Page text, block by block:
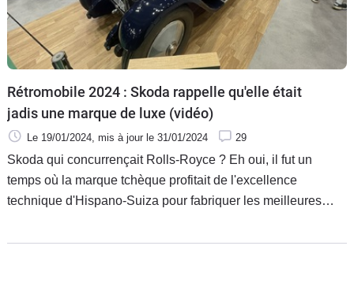
Rétromobile 2024 : Skoda rappelle qu'elle était
jadis une marque de luxe (vidéo)
Le 19/01/2024 , mis à jour le 31/01/2024 29
Skoda qui concurrençait Rolls-Royce ? Eh oui, il fut un
temps où la marque tchèque profitait de l'excellence
technique d'Hispano-Suiza pour fabriquer les meilleures
une vraie familiale d'exception. Elles se montrent à